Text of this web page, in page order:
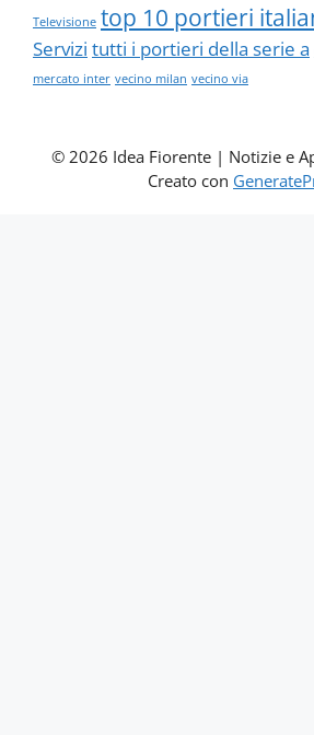
Televisione top 10 portieri
Servizi tutti i portieri della serie a
mercato inter vecino milan vecino via
© 2026 Idea Fiorente | Notizie e
Creato con